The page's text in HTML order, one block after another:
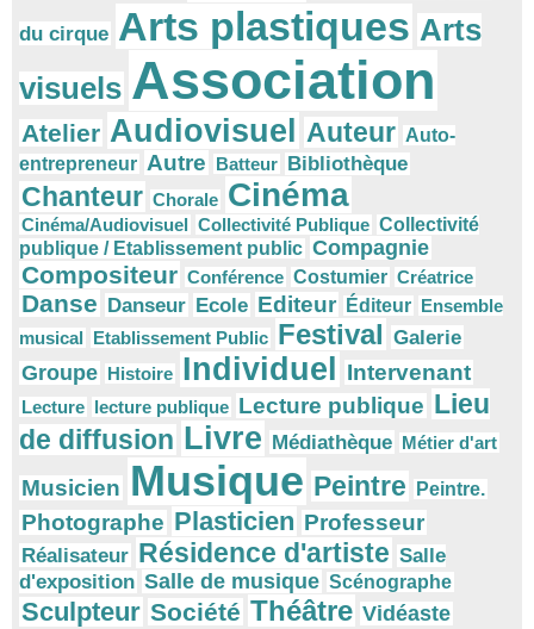
du cirque Arts plastiques Arts
visuels Association
Atelier Audiovisuel Auteur Auto-
entrepreneur Autre Batteur Bibliothèque
Chanteur Chorale Cinéma
Cinéma/Audiovisuel Collectivité Publique Collectivité
publique / Etablissement public Compagnie
Compositeur Conférence Costumier Créatrice
Danse Danseur Ecole Editeur Éditeur Ensemble
musical Etablissement Public Festival Galerie
Groupe Histoire Individuel Intervenant
Lecture lecture publique Lecture publique Lieu
de diffusion Livre Médiathèque Métier d'art
Musicien Musique Peintre Peintre.
Photographe Plasticien Professeur
Réalisateur Résidence d'artiste Salle
d'exposition Salle de musique Scénographe
Sculpteur Société Théâtre Vidéaste